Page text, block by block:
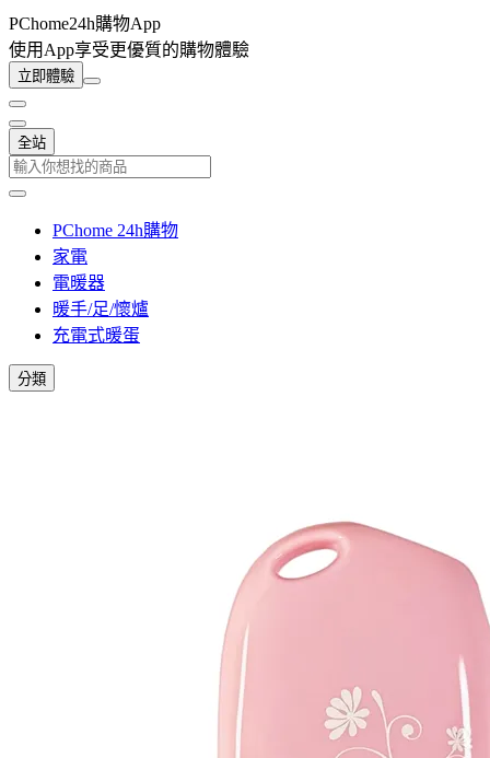
PChome24h購物App
使用App享受更優質的購物體驗
立即體驗
全站
PChome 24h購物
家電
電暖器
暖手/足/懷爐
充電式暖蛋
分類